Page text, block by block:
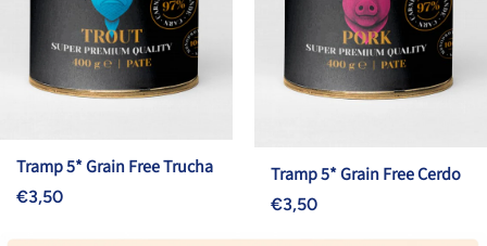
Tramp 5* Grain Free Trucha
€3,50
Tramp 5* Grain Free Cerdo
€3,50